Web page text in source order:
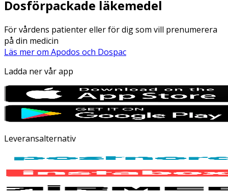
Dosförpackade läkemedel
För vårdens patienter eller för dig som vill prenumerera
på din medicin
Läs mer om Apodos och Dospac
Ladda ner vår app
Leveransalternativ